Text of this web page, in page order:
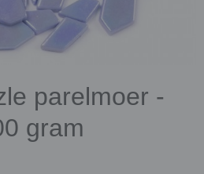
parelmoer -
gram